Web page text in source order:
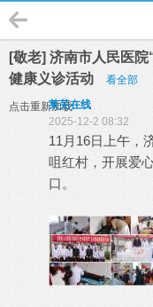
[敬老] 济南市人民医
健康义诊活动
看全部
点击重新加载
莱芜在线
2025-12-2 08:32
11月16日上午，
咀红村，开展爱
口。